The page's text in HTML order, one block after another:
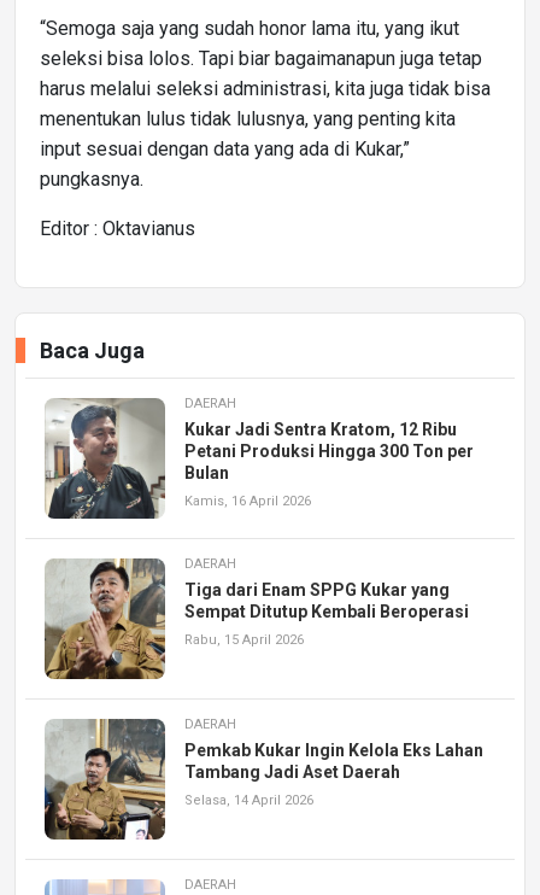
“Semoga saja yang sudah honor lama itu, yang ikut
seleksi bisa lolos. Tapi biar bagaimanapun juga tetap
harus melalui seleksi administrasi, kita juga tidak bisa
menentukan lulus tidak lulusnya, yang penting kita
input sesuai dengan data yang ada di Kukar,”
pungkasnya.
Editor : Oktavianus
Baca Juga
DAERAH
Kukar Jadi Sentra Kratom, 12 Ribu
Petani Produksi Hingga 300 Ton per
Bulan
Kamis, 16 April 2026
DAERAH
Tiga dari Enam SPPG Kukar yang
Sempat Ditutup Kembali Beroperasi
Rabu, 15 April 2026
DAERAH
Pemkab Kukar Ingin Kelola Eks Lahan
Tambang Jadi Aset Daerah
Selasa, 14 April 2026
DAERAH